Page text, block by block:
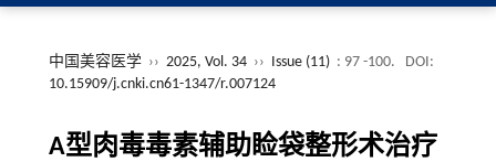
中国美容医学 ›› 2025, Vol. 34 ›› Issue (11) : 97 -100.
DOI:
10.15909/j.cnki.cn61-1347/r.007124
A型肉毒毒素辅助睑袋整形术治疗